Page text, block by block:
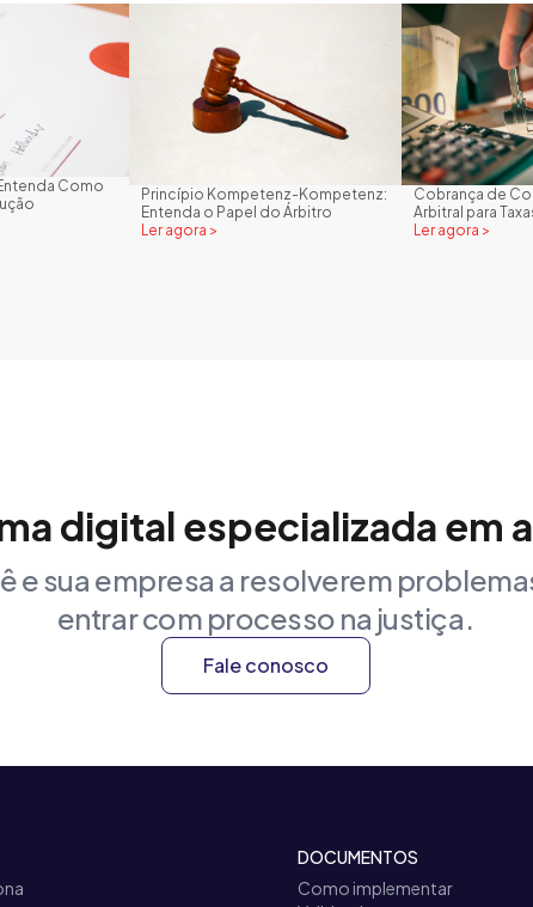
Como
Princípio Kompetenz-Kompetenz:
Entenda o Papel do Árbitro
Ler agora >
Cobrança de
Arbitral para
Ler agora >
digital especializada em
e sua empresa a resolverem
entrar com processo na justiça.
Fale conosco
DOCUMENTOS
Como implementar